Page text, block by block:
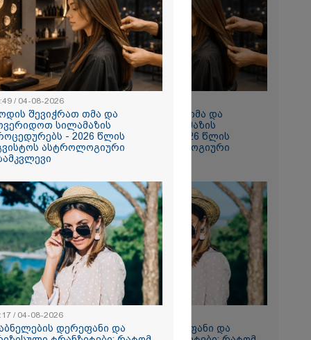
დამპლებო,
არაა?!" -
საქმეზე
-
როდის შევიჭრათ თმა და
მოვერიდოთ სილამაზის
პროცედურებს - 2026 წლის
აგვისტოს ასტროლოგიური
დაბნელების დერეფანი და
/ 04-08-2026
შევიჭრათ თმა და
სილამაზის
- 2026 წლის
ასტროლოგიური
/ 04-08-2026
დერეფანი და